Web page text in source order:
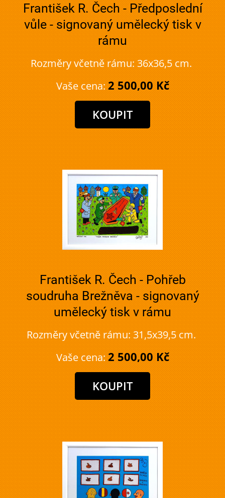
František R. Čech - Předposlední
vůle - signovaný umělecký tisk v
rámu
Rozměry včetně rámu: 36x36,5 cm.
Vaše cena: 2 500,00 Kč
František R. Čech - Pohřeb
soudruha Brežněva - signovaný
umělecký tisk v rámu
Rozměry včetně rámu: 31,5x39,5 cm.
Vaše cena: 2 500,00 Kč